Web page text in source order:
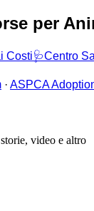
per
Costi🩺Centro
· ASPCA
video e altro